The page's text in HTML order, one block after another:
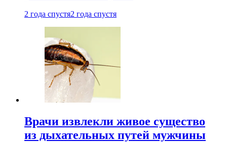
2 года спустя2 года спустя
Врачи извлекли живое существо
из дыхательных путей мужчины